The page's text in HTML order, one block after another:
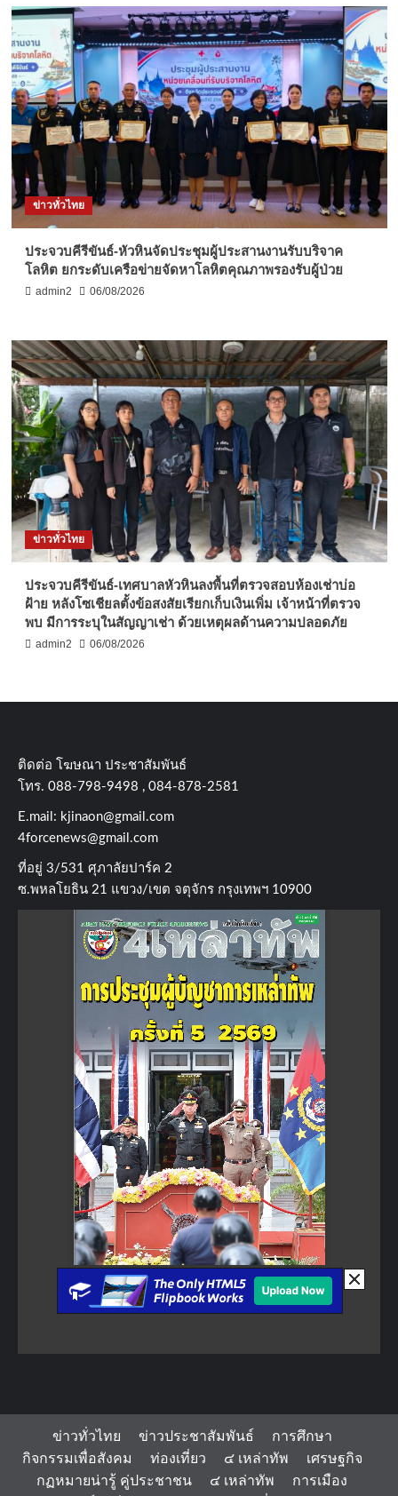
ข่าวทั่วไทย
ประจวบคีรีขันธ์-หัวหินจัดประชุมผู้ประสานงานรับบริจาค
โลหิต ยกระดับเครือข่ายจัดหาโลหิตคุณภาพรองรับผู้ป่วย
admin2 06/08/2026
ข่าวทั่วไทย
ประจวบคีรีขันธ์-เทศบาลหัวหินลงพื้นที่ตรวจสอบห้องเช่าบ่อ
ฝ้าย หลังโซเชียลตั้งข้อสงสัยเรียกเก็บเงินเพิ่ม เจ้าหน้าที่ตรวจ
พบ มีการระบุในสัญญาเช่า ด้วยเหตุผลด้านความปลอดภัย
admin2 06/08/2026
ติดต่อ​ โฆษณา​ ประชาสัมพันธ์
โทร​. 088-798-9498 , 084-878-2581
E.mail: kjinaon@gmail.com
4forcenews@gmail.com
ที่อยู่​ 3/531​ ศุภาลัยปาร์ค​ 2
ซ.พหลโยธิน​ 21​ แขวง/เขต​ จตุจักร​ กรุงเทพฯ 10900
ข่าวทั่วไทย ข่าวประชาสัมพันธ์
การศึกษา
กิจกรรมเพื่อสังคม
ท่องเที่ยว ๔ เหล่าทัพ
เศรษฐกิจ
กฏหมายน่ารู้ คู่ประชาชน
๔ เหล่าทัพ
การเมือง